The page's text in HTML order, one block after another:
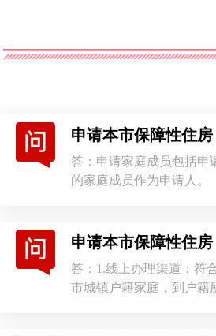
申请本市保障性住
答：申请家庭成员包括申
的家庭成员作为申请人。
申请本市保障性住
答：1.线上办理渠道：符
市城镇户籍家庭，到户籍